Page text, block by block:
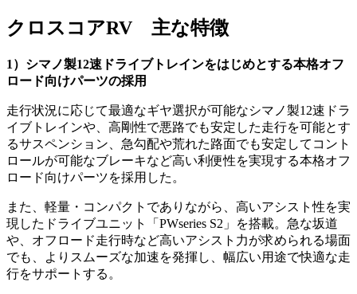
クロスコアRV 主な特徴
1）シマノ製12速ドライブトレインをはじめとする本格オフ
ロード向けパーツの採用
走行状況に応じて最適なギヤ選択が可能なシマノ製12速ドラ
イブトレインや、高剛性で悪路でも安定した走行を可能とす
るサスペンション、急勾配や荒れた路面でも安定してコント
ロールが可能なブレーキなど高い利便性を実現する本格オフ
ロード向けパーツを採用した。
また、軽量・コンパクトでありながら、高いアシスト性を実
現したドライブユニット「PWseries S2」を搭載。急な坂道
や、オフロード走行時など高いアシスト力が求められる場面
でも、よりスムーズな加速を発揮し、幅広い用途で快適な走
行をサポートする。